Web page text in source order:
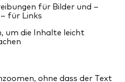
für Bilder und –
für Links
um die Inhalte leicht
ohne dass der Text